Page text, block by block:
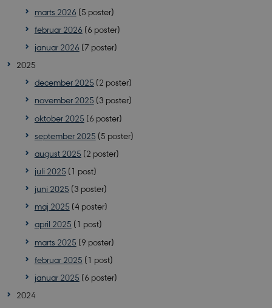
marts 2026 (5 poster)
februar 2026 (6 poster)
januar 2026 (7 poster)
2025
december 2025 (2 poster)
november 2025 (3 poster)
oktober 2025 (6 poster)
september 2025 (5 poster)
august 2025 (2 poster)
juli 2025 (1 post)
juni 2025 (3 poster)
maj 2025 (4 poster)
april 2025 (1 post)
marts 2025 (9 poster)
februar 2025 (1 post)
januar 2025 (6 poster)
2024